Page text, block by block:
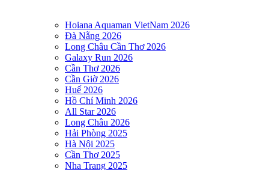
Hoiana Aquaman VietNam 2026
Đà Nẵng 2026
Long Châu Cần Thơ 2026
Galaxy Run 2026
Cần Thơ 2026
Cần Giờ 2026
Huế 2026
Hồ Chí Minh 2026
All Star 2026
Long Châu 2026
Hải Phòng 2025
Hà Nội 2025
Cần Thơ 2025
Nha Trang 2025